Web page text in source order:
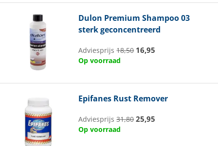
Dulon Premium Shampoo 03
sterk geconcentreerd
Adviesprijs18,50 16,95
Op voorraad
Epifanes Rust Remover
Adviesprijs31,80 25,95
Op voorraad